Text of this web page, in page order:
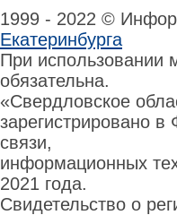
1999 - 2022 ©
Екатеринбурга
При использовании
обязательна.
«Свердловское
зарегистрировано
связи,
информационных
2021 года.
Свидетельство о